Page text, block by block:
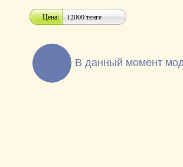
Цена: 12000 тенге
В данный момент